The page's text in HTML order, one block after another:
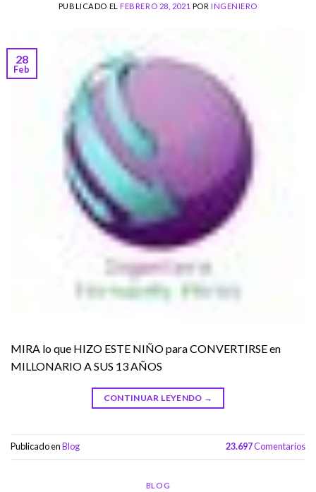
PUBLICADO ELFEBRERO 28, 2021 POR INGENIERO
28
Feb
MIRA lo que HIZO ESTE NIÑO para CONVERTIRSE en
MILLONARIO A SUS 13 AÑOS
CONTINUAR LEYENDO →
Publicado enBlog 23.697Comentarios
BLOG